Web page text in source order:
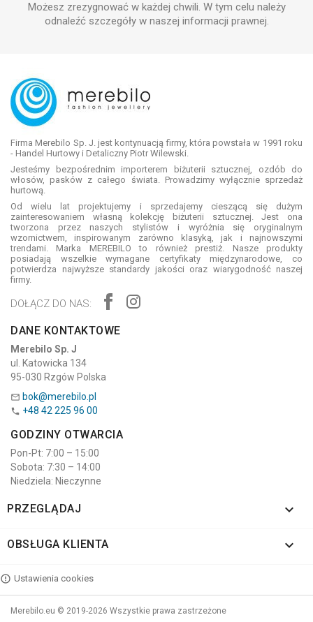
Możesz zrezygnować w każdej chwili. W tym celu należy
odnaleźć szczegóły w naszej informacji prawnej.
Firma Merebilo Sp. J. jest kontynuacją firmy, która powstała w 1991 roku
- Handel Hurtowy i Detaliczny Piotr Wilewski.
Jesteśmy bezpośrednim importerem biżuterii sztucznej, ozdób do
włosów, pasków z całego świata. Prowadzimy wyłącznie sprzedaż
hurtową.
Od wielu lat projektujemy i sprzedajemy cieszącą się dużym
zainteresowaniem własną kolekcję biżuterii sztucznej. Jest ona
tworzona przez naszych stylistów i wyróżnia się oryginalnym
wzornictwem, inspirowanym zarówno klasyką, jak i najnowszymi
trendami. Marka MEREBILO to również prestiż. Nasze produkty
posiadają wszelkie wymagane certyfikaty międzynarodowe, co
potwierdza najwyższe standardy jakości oraz wiarygodność naszej
firmy.
DOŁĄCZ DO NAS:
DANE KONTAKTOWE
Merebilo Sp. J
ul. Katowicka 134
95-030 Rzgów Polska
 bok@merebilo.pl
 +48 42 225 96 00
GODZINY OTWARCIA
Pon-Pt: 7:00 – 15:00
Sobota: 7:30 – 14:00
Niedziela: Nieczynne
PRZEGLĄDAJ 
OBSŁUGA KLIENTA 
Ustawienia cookies
Merebilo.eu © 2019-2026 Wszystkie prawa zastrzeżone